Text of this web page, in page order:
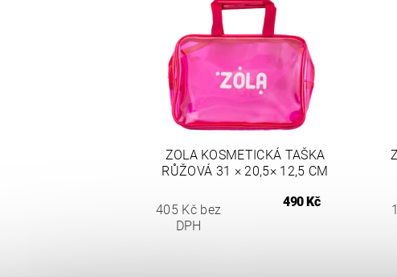
ZOLA KOSMETICKÁ TAŠKA
RŮŽOVÁ 31 × 20,5× 12,5 CM
405 Kč bez
DPH
490 Kč